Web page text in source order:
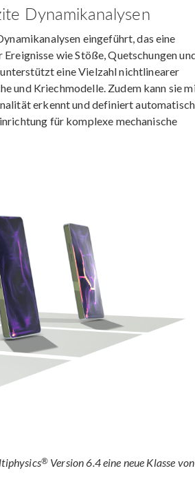
Dynamikanalysen
eingeführt, das eine
wie Stöße, Quetschungen
eine Vielzahl nichtlinearer
und Kriechmodelle. Zudem kann sie
erkennt und definiert
für komplexe mechanische
® Version 6.4 eine neue Klasse von